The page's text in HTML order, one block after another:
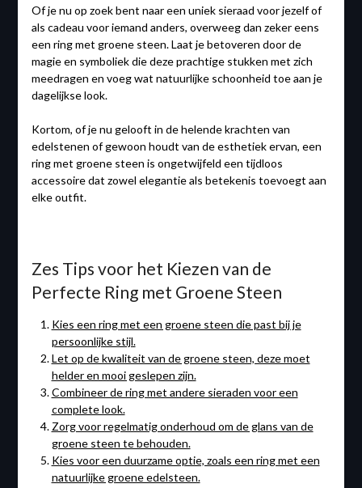
Of je nu op zoek bent naar een uniek sieraad voor jezelf of
als cadeau voor iemand anders, overweeg dan zeker eens
een ring met groene steen. Laat je betoveren door de
magie en symboliek die deze prachtige stukken met zich
meedragen en voeg wat natuurlijke schoonheid toe aan je
dagelijkse look.
Kortom, of je nu gelooft in de helende krachten van
edelstenen of gewoon houdt van de esthetiek ervan, een
ring met groene steen is ongetwijfeld een tijdloos
accessoire dat zowel elegantie als betekenis toevoegt aan
elke outfit.
Zes Tips voor het Kiezen van de
Perfecte Ring met Groene Steen
Kies een ring met een groene steen die past bij je
persoonlijke stijl.
Let op de kwaliteit van de groene steen, deze moet
helder en mooi geslepen zijn.
Combineer de ring met andere sieraden voor een
complete look.
Zorg voor regelmatig onderhoud om de glans van de
groene steen te behouden.
Kies voor een duurzame optie, zoals een ring met een
natuurlijke groene edelsteen.